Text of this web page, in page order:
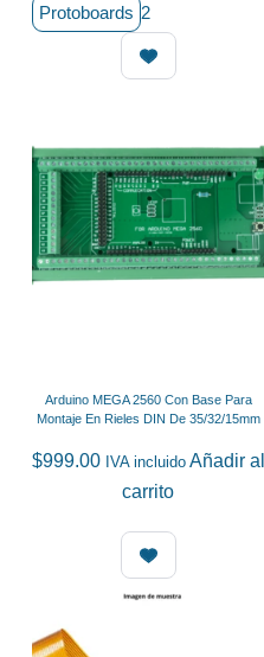
Protoboards 2
Arduino MEGA 2560 Con Base Para
Montaje En Rieles DIN De 35/32/15mm
$999.00 IVA incluido Añadir al
carrito